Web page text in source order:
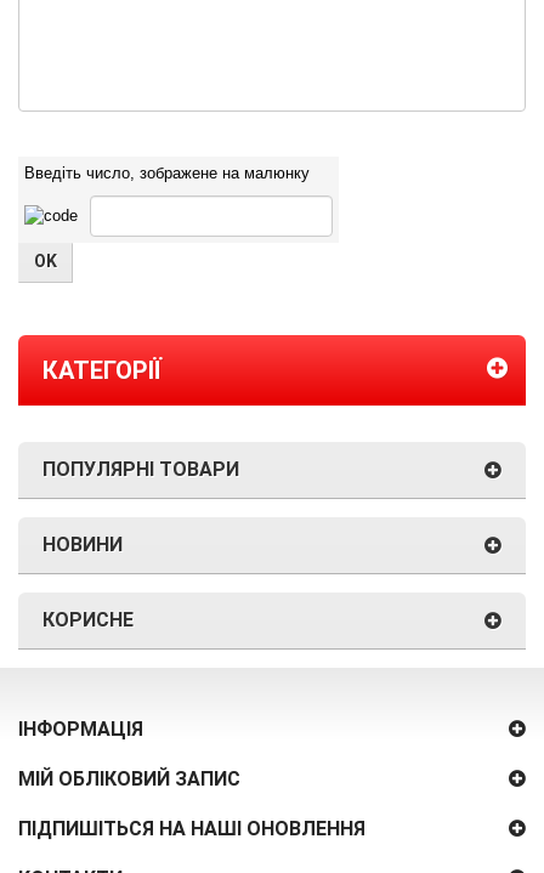
Введіть число, зображене на малюнку
КАТЕГОРІЇ
ПОПУЛЯРНІ ТОВАРИ
НОВИНИ
КОРИСНЕ
ІНФОРМАЦІЯ
МІЙ ОБЛІКОВИЙ ЗАПИС
ПІДПИШІТЬСЯ НА НАШІ ОНОВЛЕННЯ